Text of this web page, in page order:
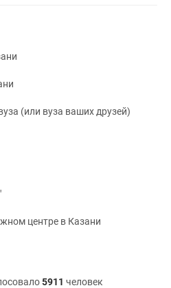
(или вуза ваших друзей)
центре в Казани
5911 человек